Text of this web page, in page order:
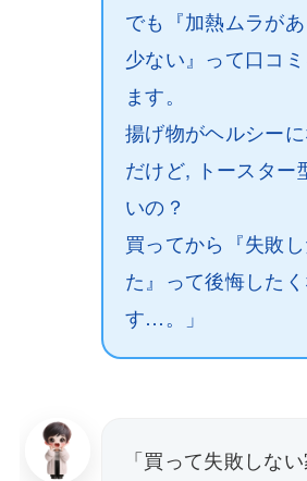
でも『加熱ムラが
少ない』って口コ
ます。
揚げ物がヘルシー
だけど, トースター
いの？
買ってから『失敗
た』って後悔した
す…。」
「買って失敗しな